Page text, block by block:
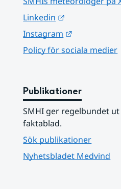
Linkedin
Instagram
Policy för sociala medier
Publikationer
SMHI ger regelbundet
faktablad.
Sök publikationer
Nyhetsbladet Medvind